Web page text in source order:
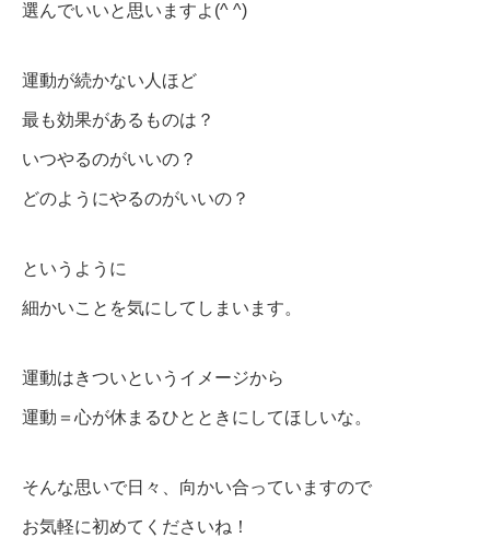
選んでいいと思いますよ(^ ^)
運動が続かない人ほど
最も効果があるものは？
いつやるのがいいの？
どのようにやるのがいいの？
というように
細かいことを気にしてしまいます。
運動はきついというイメージから
運動＝心が休まるひとときにしてほしいな。
そんな思いで日々、向かい合っていますので
お気軽に初めてくださいね！